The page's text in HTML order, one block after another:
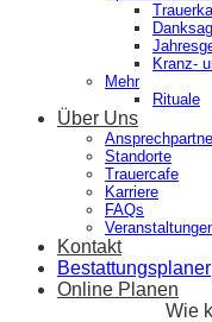
Kranz-
Mehr
Rituale
Über Uns
Standorte
Trauercafe
Karriere
FAQs
Kontakt
Bestattungsplaner
Online Planen
Wie